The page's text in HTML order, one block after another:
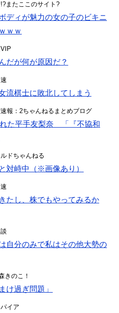
またここのサイト?
ディが魅力の女の子のビキニ
ｗｗ
だが何が原因だ？
流棋士に敗北してしまう
報：2ちゃんねるまとめブログ
れた平手友梨奈 「『不協和
ドちゃんねる
対峙中（※画像あり）
たし、株でもやってみるか
自分のみで私はその他大勢の
きのこ！
け過ぎ問題」
イア